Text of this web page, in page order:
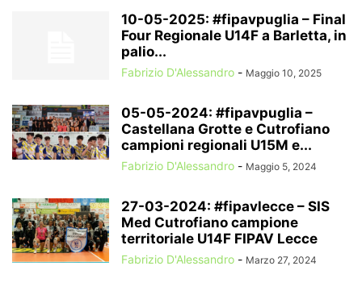
10-05-2025: #fipavpuglia – Final
Four Regionale U14F a Barletta, in
palio...
Fabrizio D'Alessandro - Maggio 10, 2025
05-05-2024: #fipavpuglia –
Castellana Grotte e Cutrofiano
campioni regionali U15M e...
Fabrizio D'Alessandro - Maggio 5, 2024
27-03-2024: #fipavlecce – SIS
Med Cutrofiano campione
territoriale U14F FIPAV Lecce
Fabrizio D'Alessandro - Marzo 27, 2024